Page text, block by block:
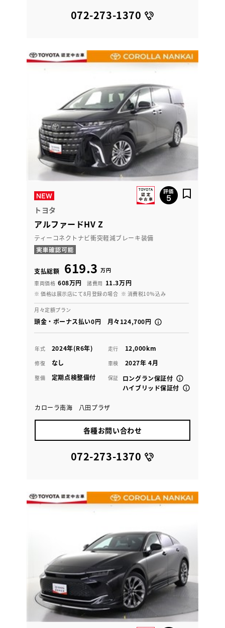
072-273-1370
トヨタ
アルファードHV Z
ティーコネクトナビ衝突軽減ブレーキ装備
支払総額 619.3 万円
車両価格 608万円 諸費用 11.3万円
※ 価格は展示店にて8月登録の場合 ※ 消費税10％込み
月々定額プラン
頭金・ボーナス払い0円 月々124,700円
年式 2024年(R6年) 走行 12,000km
修復 なし 車検 2027年 4月
整備 定期点検整備付 保証
ロングラン保証付
ハイブリッド保証付
カローラ南海 八田プラザ
各種お問い合わせ
072-273-1370